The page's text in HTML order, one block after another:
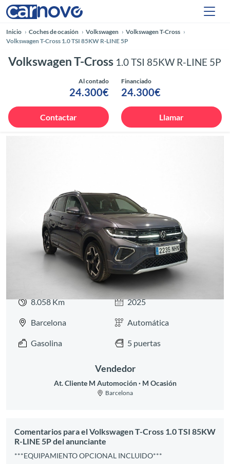
Inicio Coches de ocasión Volkswagen
Volkswagen T-Cross
Volkswagen T-Cross 1.0 TSI 85KW R-LINE 5P
Volkswagen T-Cross 1.0 TSI 85KW R-LINE 5P
Al contado
24.300€
Financiado
24.300€
Contactar Llamar
Anterior
8.058 Km 2025
Barcelona Automática
Gasolina 5 puertas
Vendedor
At. Cliente M Automoción M Ocasión
Barcelona
Comentarios para el Volkswagen T-Cross 1.0 TSI 85KW
R-LINE 5P del anunciante
***EQUIPAMIENTO OPCIONAL INCLUIDO***